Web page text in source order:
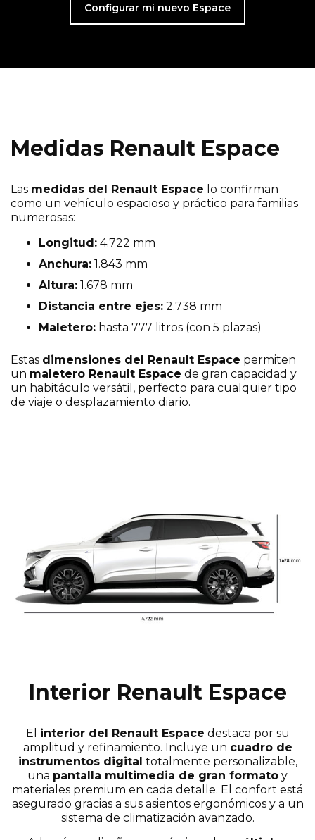
Configurar mi nuevo Espace
Medidas Renault Espace
Las medidas del Renault Espace lo confirman
como un vehículo espacioso y práctico para familias
numerosas:
Longitud: 4.722 mm
Anchura: 1.843 mm
Altura: 1.678 mm
Distancia entre ejes: 2.738 mm
Maletero: hasta 777 litros (con 5 plazas)
Estas dimensiones del Renault Espace permiten
un maletero Renault Espace de gran capacidad y
un habitáculo versátil, perfecto para cualquier tipo
de viaje o desplazamiento diario.
Interior Renault Espace
El interior del Renault Espace destaca por su
amplitud y refinamiento. Incluye un cuadro de
instrumentos digital totalmente personalizable,
una pantalla multimedia de gran formato y
materiales premium en cada detalle. El confort está
asegurado gracias a sus asientos ergonómicos y a un
sistema de climatización avanzado.